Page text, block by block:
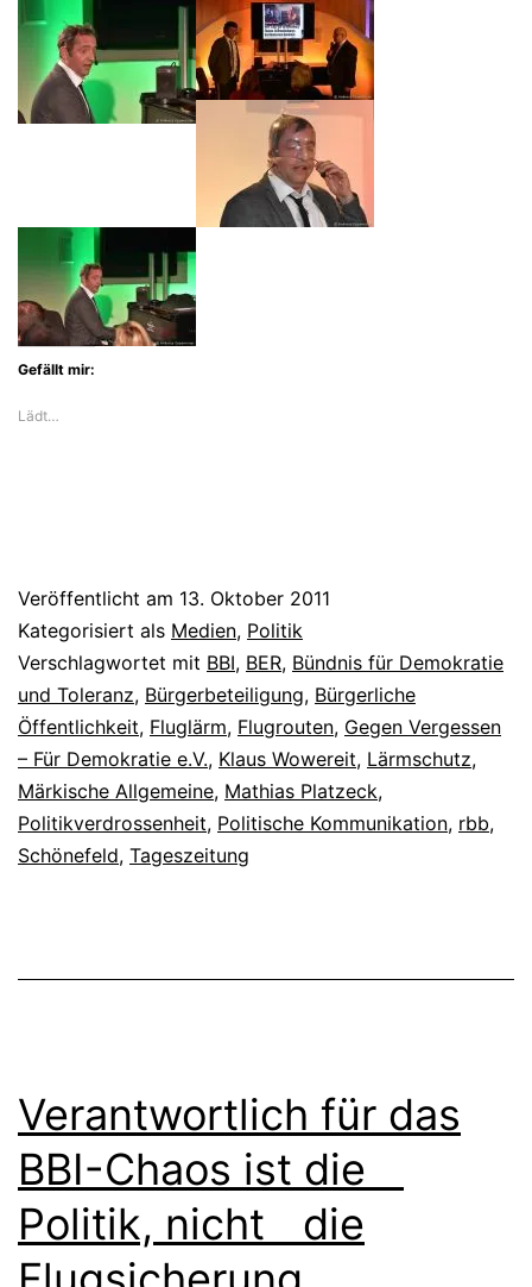
Gefällt mir:
Lädt…
Veröffentlicht am 13. Oktober 2011
Kategorisiert als Medien, Politik
Verschlagwortet mit BBI, BER, Bündnis für Demokratie
und Toleranz, Bürgerbeteiligung, Bürgerliche
Öffentlichkeit, Fluglärm, Flugrouten, Gegen Vergessen
– Für Demokratie e.V., Klaus Wowereit, Lärmschutz,
Märkische Allgemeine, Mathias Platzeck,
Politikverdrossenheit, Politische Kommunikation, rbb,
Schönefeld, Tageszeitung
Verantwortlich für das
BBI-Chaos ist die
Politik, nicht die